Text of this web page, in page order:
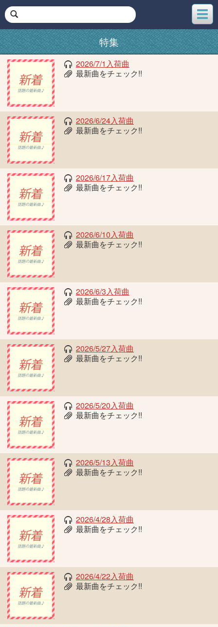
メ
ニ
ュ
ー
特集
2026/7/1入荷曲
最新曲をチェック!!
2026/6/24入荷曲
最新曲をチェック!!
2026/6/17入荷曲
最新曲をチェック!!
2026/6/10入荷曲
最新曲をチェック!!
2026/6/3入荷曲
最新曲をチェック!!
2026/5/27入荷曲
最新曲をチェック!!
2026/5/20入荷曲
最新曲をチェック!!
2026/5/13入荷曲
最新曲をチェック!!
2026/4/28入荷曲
最新曲をチェック!!
2026/4/22入荷曲
最新曲をチェック!!